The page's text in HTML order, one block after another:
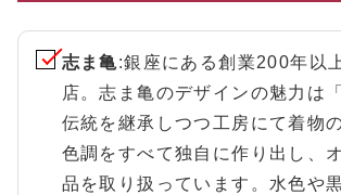
志ま亀:銀座にある創業200年以
店。志ま亀のデザインの魅力は
伝統を継承しつつ工房にて着物
色調をすべて独自に作り出し、
品を取り扱っています。水色や